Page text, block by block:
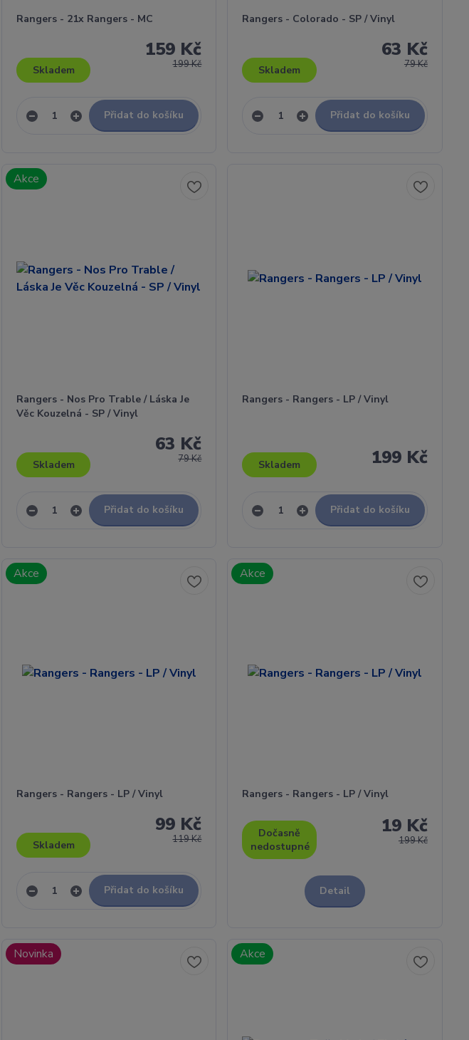
Rangers - 21x Rangers - MC
199 Kč
159 Kč
Skladem
Přidat do košíku
Rangers - Colorado - SP / Vinyl
79 Kč
63 Kč
Skladem
Přidat do košíku
Akce
Rangers - Nos Pro Trable / Láska Je
Věc Kouzelná - SP / Vinyl
79 Kč
63 Kč
Skladem
Přidat do košíku
Rangers - Rangers - LP / Vinyl
199 Kč
Skladem
Přidat do košíku
Akce
Rangers - Rangers - LP / Vinyl
119 Kč
99 Kč
Skladem
Přidat do košíku
Akce
Rangers - Rangers - LP / Vinyl
199 Kč
19 Kč
Dočasně
nedostupné
Detail
Novinka Akce